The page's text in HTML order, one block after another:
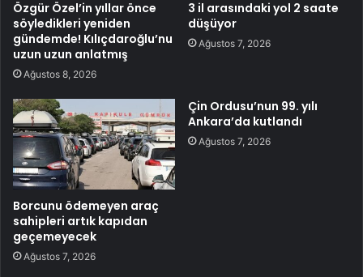
Özgür Özel’in yıllar önce
söyledikleri yeniden
gündemde! Kılıçdaroğlu’nu
uzun uzun anlatmış
Ağustos 8, 2026
3 il arasındaki yol 2 saate
düşüyor
Ağustos 7, 2026
Borcunu ödemeyen araç
sahipleri artık kapıdan
geçemeyecek
Ağustos 7, 2026
Çin Ordusu’nun 99. yılı
Ankara’da kutlandı
Ağustos 7, 2026